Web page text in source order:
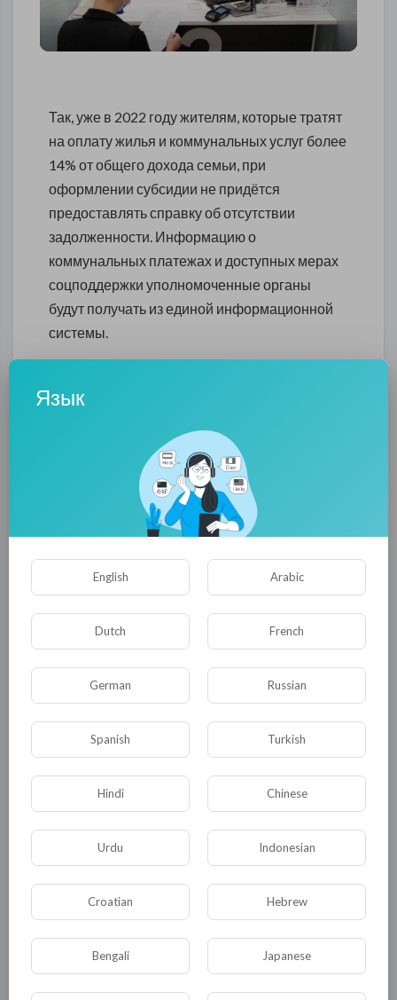
Так, уже в 2022 году жителям, которые тратят
на оплату жилья и коммунальных услуг более
14% от общего дохода семьи, при
оформлении субсидии не придётся
предоставлять справку об отсутствии
задолженности. Информацию о
коммунальных платежах и доступных мерах
соцподдержки уполномоченные органы
будут получать из единой информационной
системы.
Объединение процесса предоставления
субсидий с федеральной системой ГИС ЖКХ
середине следующего – обновлённая
информационная система будет введена в
эксплуатацию. «Единое программное
решение полностью избавит жителей города
от избыточного предоставления справок», –
уверен вице-губернатор Станислав Казарин.
Опубликовать
Комментариев нет
Язык
English Arabic
Dutch French
German Russian
Spanish Turkish
Hindi Chinese
Urdu Indonesian
Croatian Hebrew
Bengali Japanese